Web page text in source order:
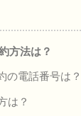
方法は？
の電話番号は
は？